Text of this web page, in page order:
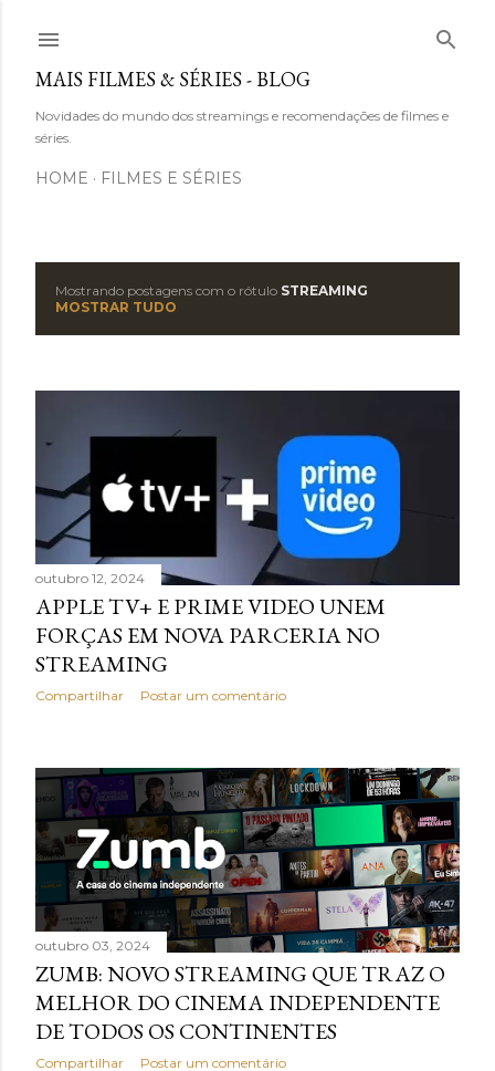
MAIS FILMES & SÉRIES - BLOG
Novidades do mundo dos streamings e recomendações de filmes e
séries.
HOME FILMES E SÉRIES
s
a
g
e
n
s
Mostrando postagens com o rótulo STREAMING
MOSTRAR TUDO
outubro 12, 2024
APPLE TV+ E PRIME VIDEO UNEM
FORÇAS EM NOVA PARCERIA NO
STREAMING
Compartilhar Postar um comentário
outubro 03, 2024
ZUMB: NOVO STREAMING QUE TRAZ O
MELHOR DO CINEMA INDEPENDENTE
DE TODOS OS CONTINENTES
Compartilhar Postar um comentário